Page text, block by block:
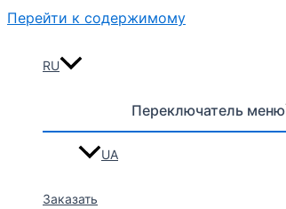
Перейти к содержимому
RU
Переключатель меню
UA
Заказать